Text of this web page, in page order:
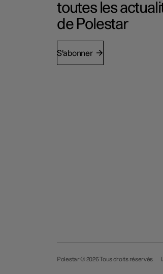
toutes les
de Polestar
S'abonner
Polestar © 2026 Tous droits réservés